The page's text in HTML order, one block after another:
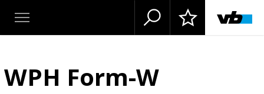
WPH Form-W